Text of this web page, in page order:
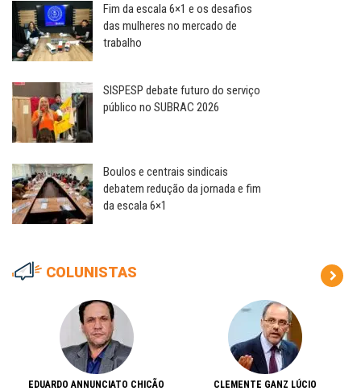
Fim da escala 6×1 e os desafios
das mulheres no mercado de
trabalho
SISPESP debate futuro do serviço
público no SUBRAC 2026
Boulos e centrais sindicais
debatem redução da jornada e fim
da escala 6×1
COLUNISTAS
EDUARDO ANNUNCIATO CHICÃO CLEMENTE GANZ LÚCIO